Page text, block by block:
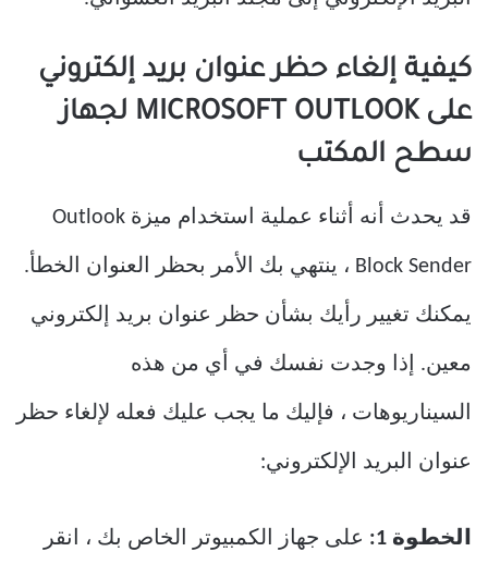
كيفية إلغاء حظر عنوان بريد إلكتروني
على MICROSOFT OUTLOOK لجهاز
سطح المكتب
قد يحدث أنه أثناء عملية استخدام ميزة Outlook
Block Sender ، ينتهي بك الأمر بحظر العنوان الخطأ.
يمكنك تغيير رأيك بشأن حظر عنوان بريد إلكتروني
معين. إذا وجدت نفسك في أي من هذه
السيناريوهات ، فإليك ما يجب عليك فعله لإلغاء حظر
عنوان البريد الإلكتروني:
الخطوة 1: على جهاز الكمبيوتر الخاص بك ، انقر